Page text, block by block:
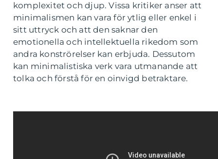
komplexitet och djup. Vissa kritiker anser att
minimalismen kan vara för ytlig eller enkel i
sitt uttryck och att den saknar den
emotionella och intellektuella rikedom som
andra konströrelser kan erbjuda. Dessutom
kan minimalistiska verk vara utmanande att
tolka och förstå för en oinvigd betraktare.